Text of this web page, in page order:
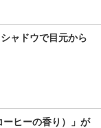
ャドウで目元から
ーヒーの香り）」が